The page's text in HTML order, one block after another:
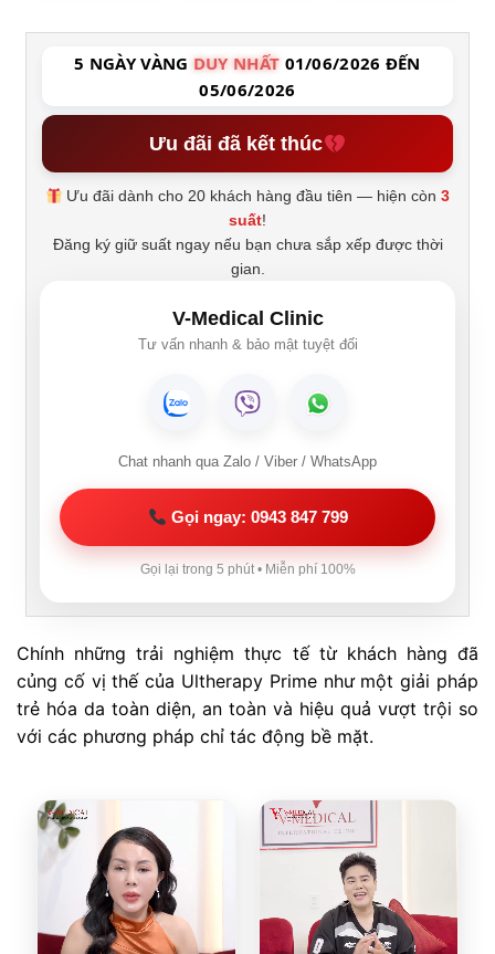
5 NGÀY VÀNG DUY NHẤT 01/06/2026 ĐẾN
05/06/2026
Ưu đãi đã kết thúc
Ưu đãi dành cho 20 khách hàng đầu tiên — hiện còn3
suất!
Đăng ký giữ suất ngay nếu bạn chưa sắp xếp được thời
gian.
V-Medical Clinic
Tư vấn nhanh & bảo mật tuyệt đối
Chat nhanh qua Zalo / Viber / WhatsApp
Gọi ngay: 0943 847 799
Gọi lại trong 5 phút • Miễn phí 100%
Chính những trải nghiệm thực tế từ khách hàng đã
củng cố vị thế của Ultherapy Prime như một giải pháp
trẻ hóa da toàn diện, an toàn và hiệu quả vượt trội so
với các phương pháp chỉ tác động bề mặt.